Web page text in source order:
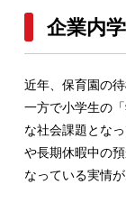
企業内
近年、保育園の
一方で小学生の
な社会課題とな
や長期休暇中の
なっている実情が